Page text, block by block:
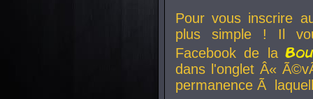
Pour vous inscrire
plus simple ! Il
Facebook de la
dans l'onglet Â«
permanence Ã